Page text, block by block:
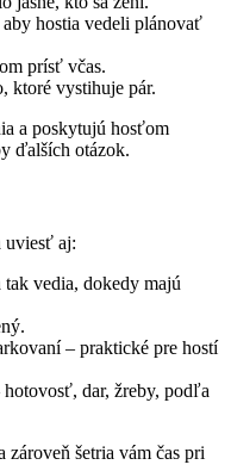
hostia vedeli plánovať
prísť včas.
ktoré vystihuje pár.
a poskytujú hosťom
ďalších otázok.
uviesť aj:
vedia, dokedy majú
– praktické pre hostí
dar, žreby, podľa
šetria vám čas pri